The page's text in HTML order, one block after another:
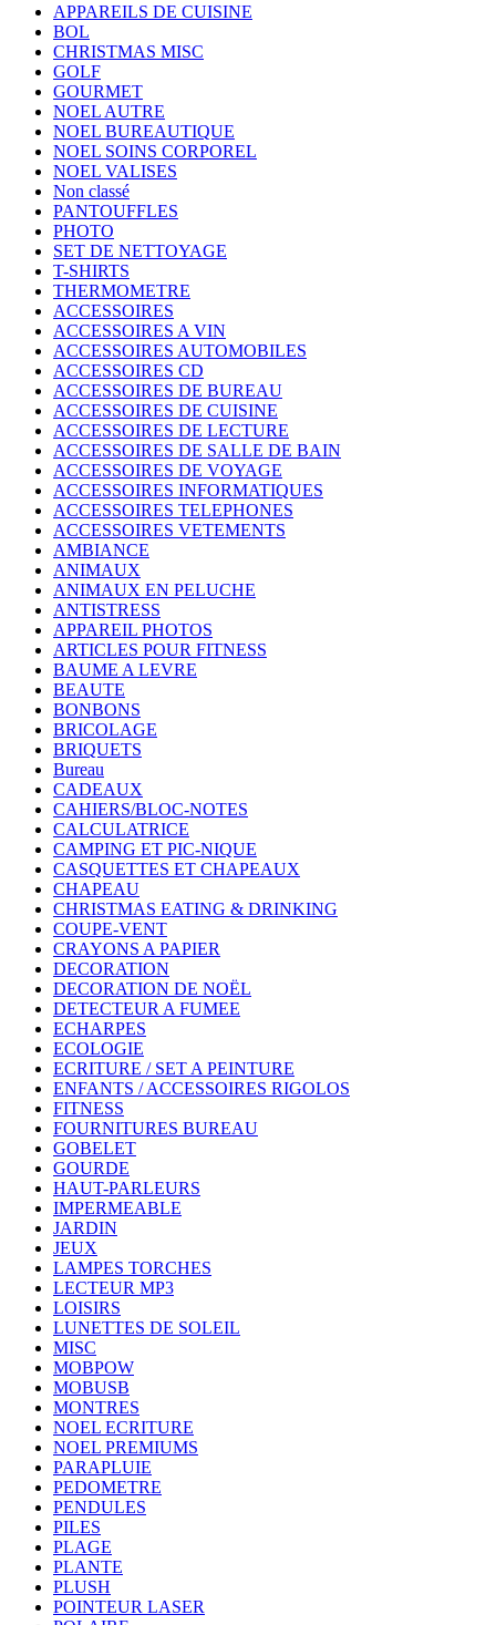
APPAREILS DE CUISINE
BOL
CHRISTMAS MISC
GOLF
GOURMET
NOEL AUTRE
NOEL BUREAUTIQUE
NOEL SOINS CORPOREL
NOEL VALISES
Non classé
PANTOUFFLES
PHOTO
SET DE NETTOYAGE
T-SHIRTS
THERMOMETRE
ACCESSOIRES
ACCESSOIRES A VIN
ACCESSOIRES AUTOMOBILES
ACCESSOIRES CD
ACCESSOIRES DE BUREAU
ACCESSOIRES DE CUISINE
ACCESSOIRES DE LECTURE
ACCESSOIRES DE SALLE DE BAIN
ACCESSOIRES DE VOYAGE
ACCESSOIRES INFORMATIQUES
ACCESSOIRES TELEPHONES
ACCESSOIRES VETEMENTS
AMBIANCE
ANIMAUX
ANIMAUX EN PELUCHE
ANTISTRESS
APPAREIL PHOTOS
ARTICLES POUR FITNESS
BAUME A LEVRE
BEAUTE
BONBONS
BRICOLAGE
BRIQUETS
Bureau
CADEAUX
CAHIERS/BLOC-NOTES
CALCULATRICE
CAMPING ET PIC-NIQUE
CASQUETTES ET CHAPEAUX
CHAPEAU
CHRISTMAS EATING & DRINKING
COUPE-VENT
CRAYONS A PAPIER
DECORATION
DECORATION DE NOËL
DETECTEUR A FUMEE
ECHARPES
ECOLOGIE
ECRITURE / SET A PEINTURE
ENFANTS / ACCESSOIRES RIGOLOS
FITNESS
FOURNITURES BUREAU
GOBELET
GOURDE
HAUT-PARLEURS
IMPERMEABLE
JARDIN
JEUX
LAMPES TORCHES
LECTEUR MP3
LOISIRS
LUNETTES DE SOLEIL
MISC
MOBPOW
MOBUSB
MONTRES
NOEL ECRITURE
NOEL PREMIUMS
PARAPLUIE
PEDOMETRE
PENDULES
PILES
PLAGE
PLANTE
PLUSH
POINTEUR LASER